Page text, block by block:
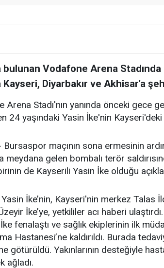
Vodafone Arena
Kayseri, Diyarbakır ve Akhisar'a
Stadı'nın yanında önceki gece
24 yaşındaki Yasin İke'nin
maçının sona ermesinin
meydana gelen bombalı terör
de Kayserili Yasin İke olduğu
İke’nin, Kayseri'nin merkez Talas
İke’ye, yetkililer acı haberi
fenalaştı ve sağlık ekiplerinin ilk
Hastanesi’ne kaldırıldı. Burada
götürüldü. Yakınlarının desteğiyle
ağladı.